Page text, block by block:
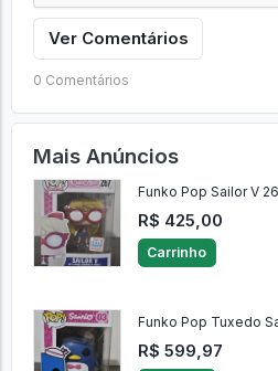
Ver Comentários
0 Comentários
Mais Anúncios
Funko Pop Sailor V
R$ 425,00
Carrinho
Funko Pop Tuxedo
R$ 599,97